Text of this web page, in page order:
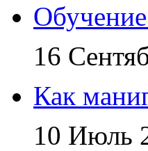
16
Как
10 Июль